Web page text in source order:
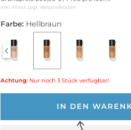
inkl. Mwst zzgl. Versandkosten
Farbe: Hellbraun
Achtung: Nur noch 3 Stück verfügbar!
IN DEN